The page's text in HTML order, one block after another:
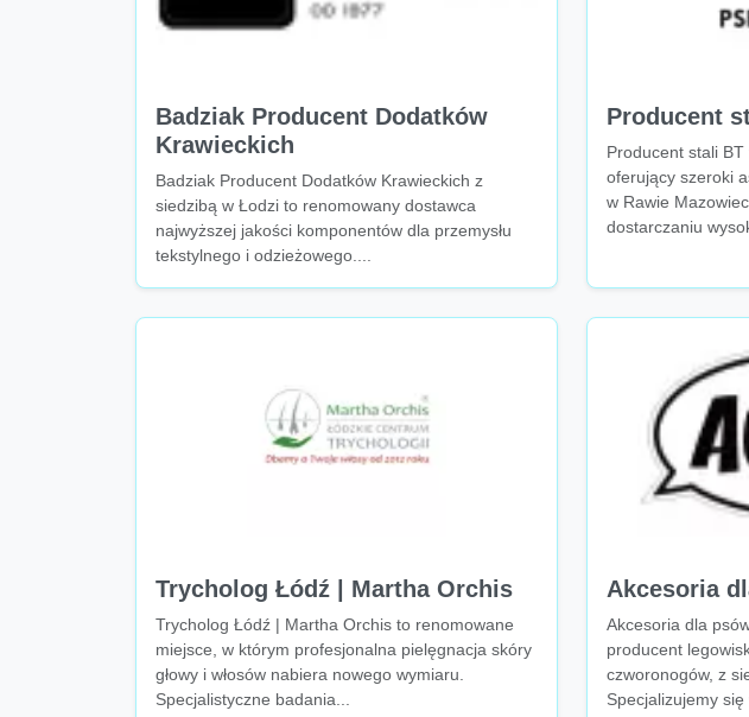
Badziak Producent Dodatków
Krawieckich
Badziak Producent Dodatków Krawieckich z
siedzibą w Łodzi to renomowany dostawca
najwyższej jakości komponentów dla przemysłu
tekstylnego i odzieżowego....
Producent
Producent stali
oferujący szeroki
w Rawie
dostarczaniu
Trycholog Łódź | Martha Orchis
Trycholog Łódź | Martha Orchis to renomowane
miejsce, w którym profesjonalna pielęgnacja skóry
głowy i włosów nabiera nowego wymiaru.
Specjalistyczne badania...
Akcesoria
Akcesoria dla
producent
czworonogów, z
Specjalizujemy się